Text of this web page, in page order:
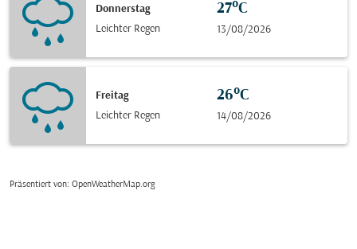
Donnerstag
Leichter Regen
27°C
13/08/2026
Freitag
Leichter Regen
26°C
14/08/2026
Präsentiert von: OpenWeatherMap.org